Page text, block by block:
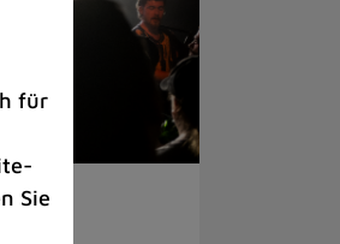
für
Sie